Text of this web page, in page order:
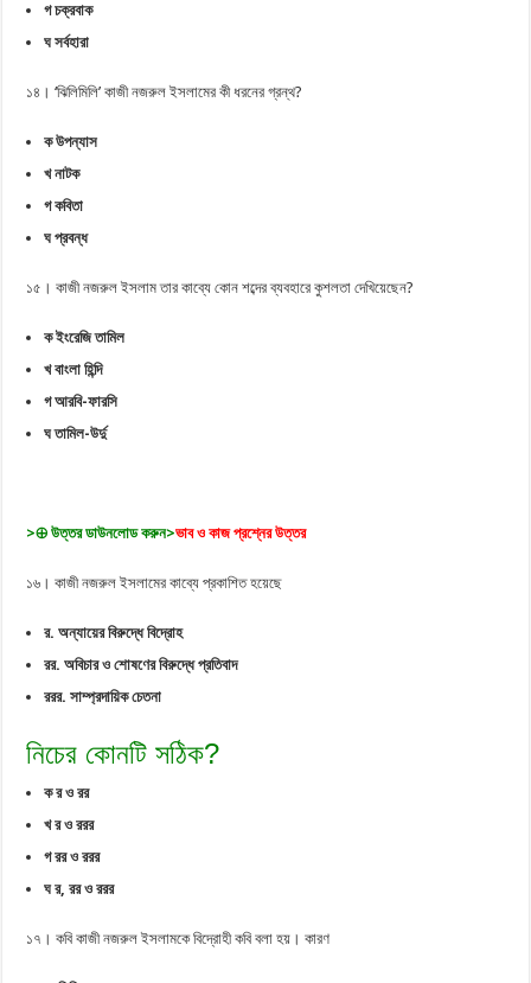
গ চক্রবাক
ঘ সর্বহারা
১৪। ‘ঝিলিমিলি’ কাজী নজরুল ইসলামের কী ধরনের গ্রন্থ?
ক উপন্যাস
খ নাটক
গ কবিতা
ঘ প্রবন্ধ
১৫। কাজী নজরুল ইসলাম তার কাব্যে কোন শব্দের ব্যবহারে কুশলতা দেখিয়েছেন?
ক ইংরেজি তামিল
খ বাংলা হিন্দি
গ আরবি-ফারসি
ঘ তামিল-উর্দু
>⊕ উত্তর ডাউনলোড করুন>ভাব ও কাজ প্রশ্নের উত্তর
১৬। কাজী নজরুল ইসলামের কাব্যে প্রকাশিত হয়েছে
র. অন্যায়ের বিরুদ্ধে বিদ্রোহ
রর. অবিচার ও শোষণের বিরুদ্ধে প্রতিবাদ
ররর. সাম্প্রদায়িক চেতনা
নিচের কোনটি সঠিক?
ক র ও রর
খ র ও ররর
গ রর ও ররর
ঘ র, রর ও ররর
১৭। কবি কাজী নজরুল ইসলামকে বিদ্রোহী কবি বলা হয়। কারণ